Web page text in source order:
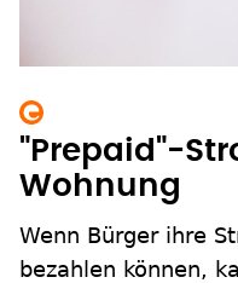
"Prepaid"-
Wohnung
Wenn Bürger ihre
bezahlen können,